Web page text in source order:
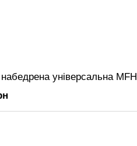
універсальна MFH